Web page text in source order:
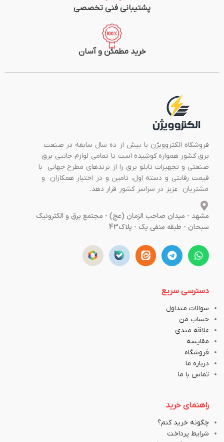
پشتیبانی فنی تخصصی
خرید مطمئن و آسان
فروشگاه الکتروویژن با بیش از ده سال سابقه در صنعت
برق کشور همواره کوشیده است تا تمامی لوازم جانبی برق
صنعتی و تجهیزات تابلو برق را از برندهای مطرح جهانی با
قیمت رقابتی و دسته اول، تامین و در اختیار همکاران و
مشتریان عزیز در سراسر کشور قرار دهد.
مشهد - میدان صاحب الزمان (عج) - مجتمع برق و الکترونیک
سبحان - طبقه منفی یک - پلاک43
دسترسی سریع
سوالات متداول
حساب من
علاقه مندی
مقایسه
فروشگاه
درباره ما
تماس با ما
راهنمای خرید
چگونه خرید کنم؟
شرایط پرداخت